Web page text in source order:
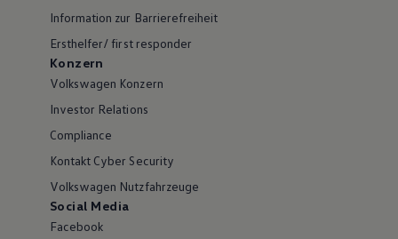
Information zur Barrierefreiheit
Ersthelfer/ first responder
Konzern
Volkswagen Konzern
Investor Relations
Compliance
Kontakt Cyber Security
Volkswagen Nutzfahrzeuge
Social Media
Facebook